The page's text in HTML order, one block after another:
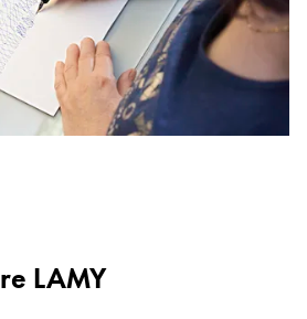
les pays et les langues
LAMY